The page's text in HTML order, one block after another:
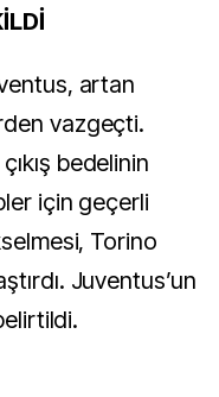
artan
vazgeçti.
bedelinin
için geçerli
Torino
Juventus’un